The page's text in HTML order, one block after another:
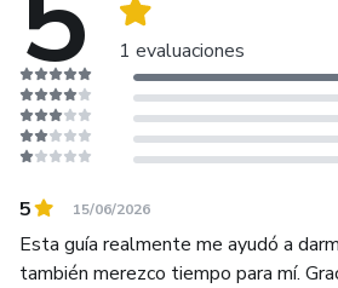
1 evaluaciones
5 15/06/2026
Esta guía realmente me ayudó a
también merezco tiempo para mí.